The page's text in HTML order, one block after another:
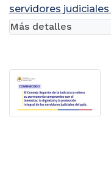
servidores
Más detalles